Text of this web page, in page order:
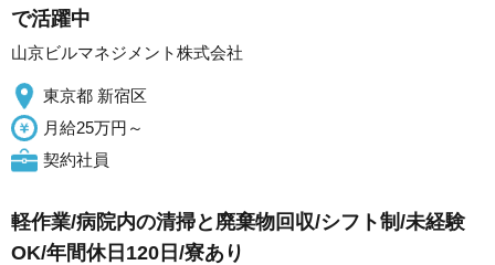
で活躍中
山京ビルマネジメント株式会社
東京都 新宿区
月給25万円～
契約社員
軽作業/病院内の清掃と廃棄物回収/シフト制/未経験
OK/年間休日120日/寮あり